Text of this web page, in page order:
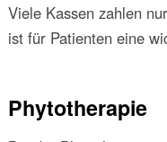
Viele Kassen zahlen
ist für Patienten eine
Phytotherapie